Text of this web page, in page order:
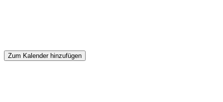
Zum Kalender hinzufügen